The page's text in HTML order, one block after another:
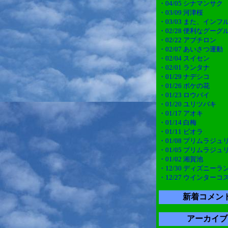
・04/05 シナマンサク
・03/09 河津桜
・03/03 また、インフ
・02/28 便利なグーグ
・02/22 アブチロン
・02/07 あいさつ運動
・02/04 スイセン
・02/01 ランタナ
・01/29 ナデシコ
・01/26 ボケの花
・01/23 ロウバイ
・01/20 ユリツバキ
・01/17 アオキ
・01/14 白梅
・01/11 ビオラ
・01/08 プリムラジュ
・01/05 プリムラジュ
・01/02 湘賀池
・12/30 ディズニーラ
・12/27 ウインターコ
新着コメン
アーカイブ